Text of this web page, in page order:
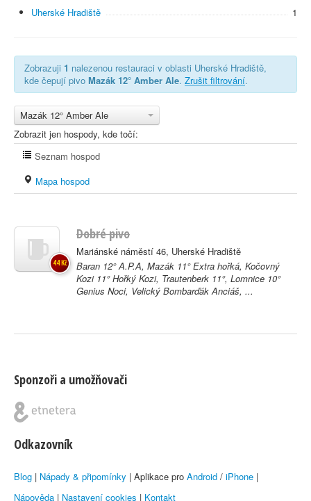
Uherské Hradiště 1
Zobrazuji 1 nalezenou restauraci v oblasti Uherské Hradiště,
kde čepují pivo Mazák 12° Amber Ale. Zrušit filtrování.
Mazák 12° Amber Ale
Zobrazit jen hospody, kde točí:
Seznam hospod
Mapa hospod
Dobré pivo
Mariánské náměstí 46, Uherské Hradiště
Baran 12° A.P.A, Mazák 11° Extra hořká, Kočovný
Kozi 11° Hořký Kozi, Trautenberk 11°, Lomnice 10°
Genius Noci, Velický Bombarďák Anciáš, ...
44 Kč
Sponzoři a umožňovači
Odkazovník
Blog | Nápady & připomínky | Aplikace pro Android / iPhone |
Nápověda | Nastavení cookies | Kontakt